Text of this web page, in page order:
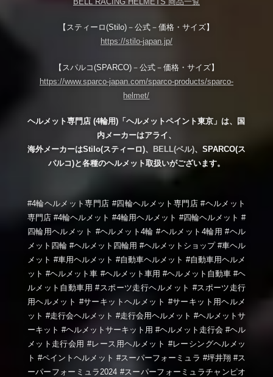
【スティーロ(Stilo)－公式－価格・サイズ】
https://stilo-japan.jp/
【スパルコ(SPARCO)－公式－価格・サイズ】
https://www.sparco-japan.com/sparco-products/sparco-
helmet/
ヘルメット専門店 (4輪用)「ヘルメットペイント東京」は、国
内メーカーはアライ、
海外メーカーはStilo(スティーロ)、
BELL(ベル)、SPARCO(ス
パルコ)と各種のヘルメット取扱いがございます。
#4輪ヘルメット専門店 #四輪ヘルメット専門店 #ヘルメット
専門店 #4輪ヘルメット #4輪用ヘルメット #四輪ヘルメット #
四輪用ヘルメット #ヘルメット4輪 #ヘルメット4輪用 #ヘル
メット四輪 #ヘルメット四輪用 #ヘルメットショップ #車ヘル
メット #車用ヘルメット #自動車ヘルメット #自動車用ヘルメ
ット #ヘルメット車 #ヘルメット車用 #ヘルメット自動車 #ヘ
ルメット自動車用 #スポーツ走行ヘルメット #スポーツ走行
用ヘルメット #サーキットヘルメット #サーキット用ヘルメ
ット #走行会ヘルメット #走行会用ヘルメット #ヘルメットサ
ーキット #ヘルメットサーキット用 #ヘルメット走行会 #ヘル
メット走行会用 #レース用ヘルメット #レーシングヘルメッ
ト #ペイントヘルメット #スーパーフォーミュラ #坪井翔 #ス
ーパーフォーミュラ2024 #スーパーフォーミュラチャンピオ